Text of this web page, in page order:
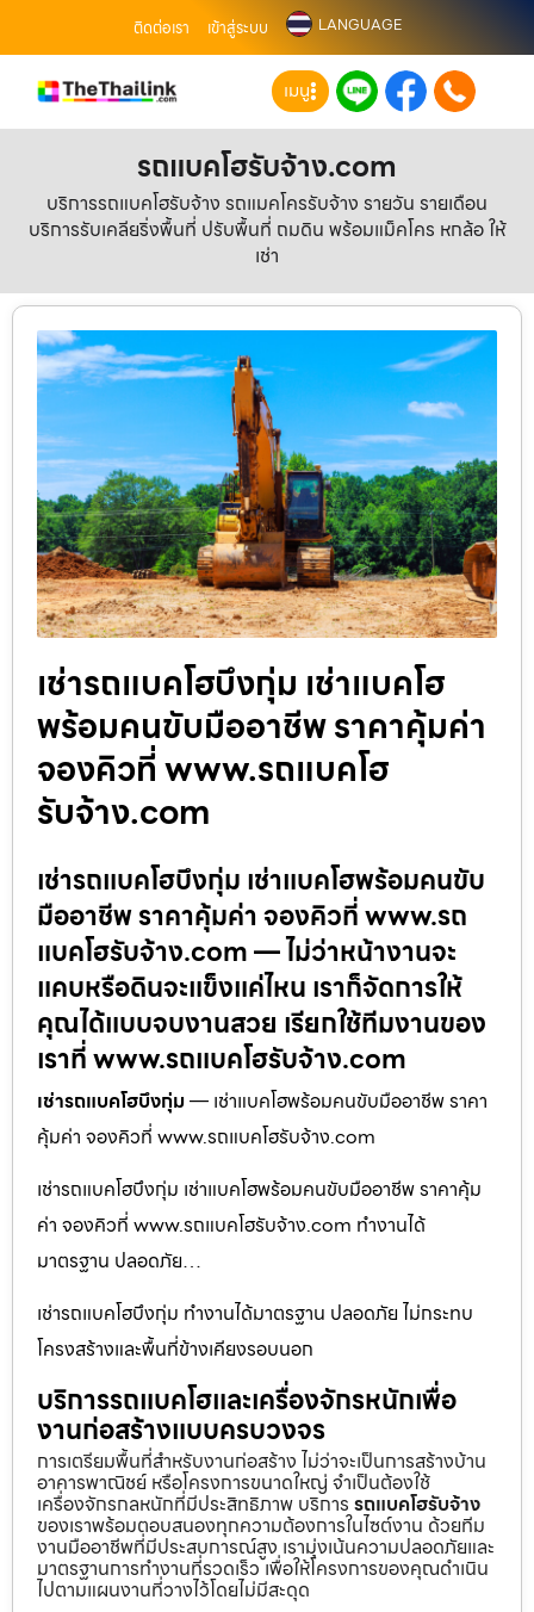
ติดต่อเรา เข้าสู่ระบบ LANGUAGE
เมนู
รถแบคโฮรับจ้าง.com
บริการรถแบคโฮรับจ้าง รถแมคโครรับจ้าง รายวัน รายเดือน
บริการรับเคลียริ่งพื้นที่ ปรับพื้นที่ ถมดิน พร้อมแม็คโคร หกล้อ ให้
เช่า
เช่ารถแบคโฮบึงกุ่ม เช่าแบคโฮ
พร้อมคนขับมืออาชีพ ราคาคุ้มค่า
จองคิวที่ www.รถแบคโฮ
รับจ้าง.com
เช่ารถแบคโฮบึงกุ่ม เช่าแบคโฮพร้อมคนขับ
มืออาชีพ ราคาคุ้มค่า จองคิวที่ www.รถ
แบคโฮรับจ้าง.com — ไม่ว่าหน้างานจะ
แคบหรือดินจะแข็งแค่ไหน เราก็จัดการให้
คุณได้แบบจบงานสวย เรียกใช้ทีมงานของ
เราที่ www.รถแบคโฮรับจ้าง.com
เช่ารถแบคโฮบึงกุ่ม— เช่าแบคโฮพร้อมคนขับมืออาชีพ ราคา
คุ้มค่า จองคิวที่ www.รถแบคโฮรับจ้าง.com
เช่ารถแบคโฮบึงกุ่ม เช่าแบคโฮพร้อมคนขับมืออาชีพ ราคาคุ้ม
ค่า จองคิวที่ www.รถแบคโฮรับจ้าง.com ทำงานได้
มาตรฐาน ปลอดภัย…
เช่ารถแบคโฮบึงกุ่ม ทำงานได้มาตรฐาน ปลอดภัย ไม่กระทบ
โครงสร้างและพื้นที่ข้างเคียงรอบนอก
บริการรถแบคโฮและเครื่องจักรหนักเพื่อ
งานก่อสร้างแบบครบวงจร
การเตรียมพื้นที่สำหรับงานก่อสร้าง ไม่ว่าจะเป็นการสร้างบ้าน
อาคารพาณิชย์ หรือโครงการขนาดใหญ่ จำเป็นต้องใช้
เครื่องจักรกลหนักที่มีประสิทธิภาพ บริการ รถแบคโฮรับจ้าง
ของเราพร้อมตอบสนองทุกความต้องการในไซต์งาน ด้วยทีม
งานมืออาชีพที่มีประสบการณ์สูง เรามุ่งเน้นความปลอดภัยและ
มาตรฐานการทำงานที่รวดเร็ว เพื่อให้โครงการของคุณดำเนิน
ไปตามแผนงานที่วางไว้โดยไม่มีสะดุด